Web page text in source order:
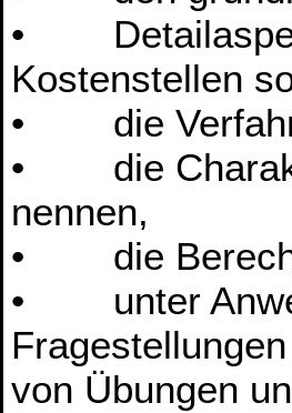
•
Kostenstellen
• die
• die
nennen,
• die
• unter
von Übungen